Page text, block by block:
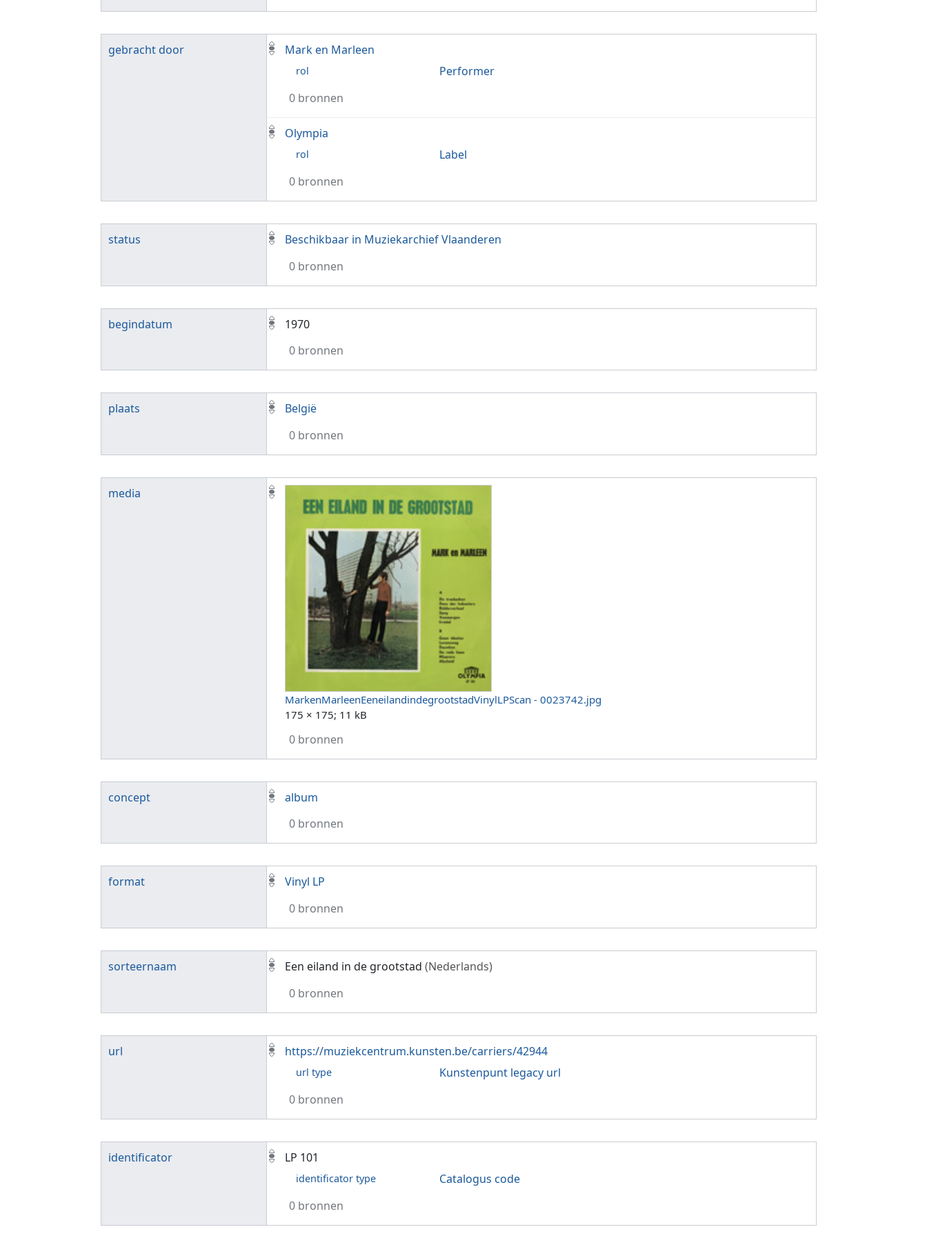
gebracht door Mark en Marleen
rol
Performer
0 bronnen
Olympia
rol
Label
0 bronnen
status
Beschikbaar in Muziekarchief Vlaanderen
0 bronnen
begindatum
1970
0 bronnen
plaats
België
0 bronnen
media
MarkenMarleenEeneilandindegrootstadVinylLPScan - 0023742.jpg
175 × 175; 11 kB
0 bronnen
concept
album
0 bronnen
format
Vinyl LP
0 bronnen
sorteernaam Een eiland in de grootstad (Nederlands)
0 bronnen
url https://muziekcentrum.kunsten.be/carriers/42944
url type
Kunstenpunt legacy url
0 bronnen
identificator LP 101
identificator type
Catalogus code
0 bronnen